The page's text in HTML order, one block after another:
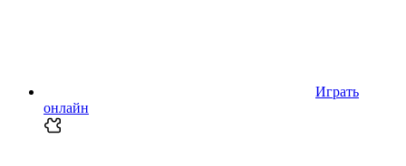
Играть
онлайн